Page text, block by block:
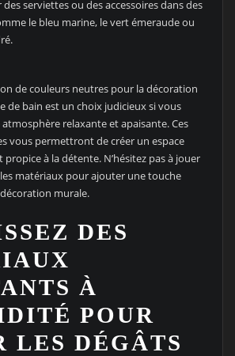
serviettes ou des accessoires dans des
le bleu marine, le vert émeraude ou
de couleurs neutres pour la décoration
de bain est un choix judicieux si vous
relaxante et apaisante. Ces
vous permettront de créer un espace
à la détente. N’hésitez pas à jouer
matériaux pour ajouter une touche
murale.
DES
À
POUR
LES DÉGÂTS